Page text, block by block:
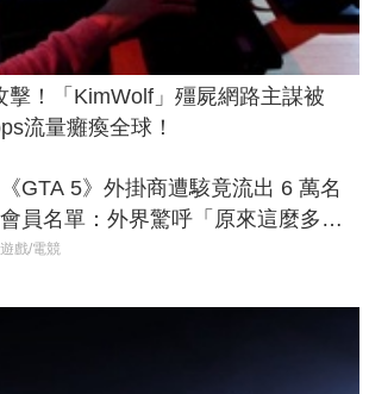
擊！「KimWolf」殭屍網路主謀被
流量癱瘓全球！
《GTA 5》外掛商遭駭竟流出 6 萬名
會員名單：外界驚呼「原來這麼多人
在開掛！」
遊戲/電競